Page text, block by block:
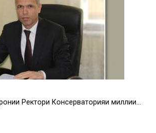
Ректори Консерваторияи миллии…